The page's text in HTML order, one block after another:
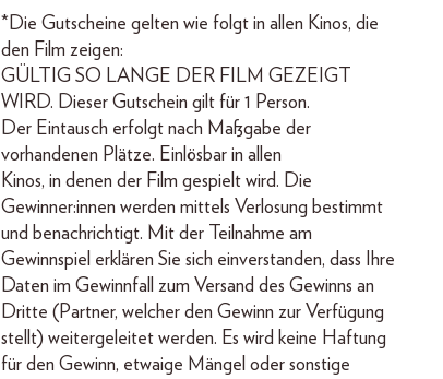
*Die Gutscheine gelten wie folgt in allen Kinos, die
den Film zeigen:
GÜLTIG SO LANGE DER FILM GEZEIGT
WIRD. Dieser Gutschein gilt für 1 Person.
Der Eintausch erfolgt nach Maßgabe der
vorhandenen Plätze. Einlösbar in allen
Kinos, in denen der Film gespielt wird. Die
Gewinner:innen werden mittels Verlosung bestimmt
und benachrichtigt. Mit der Teilnahme am
Gewinnspiel erklären Sie sich einverstanden, dass Ihre
Daten im Gewinnfall zum Versand des Gewinns an
Dritte (Partner, welcher den Gewinn zur Verfügung
stellt) weitergeleitet werden. Es wird keine Haftung
für den Gewinn, etwaige Mängel oder sonstige